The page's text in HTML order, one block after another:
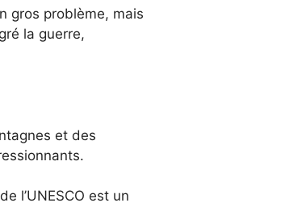
gros problème, mais
la guerre,
et des
l’UNESCO est un